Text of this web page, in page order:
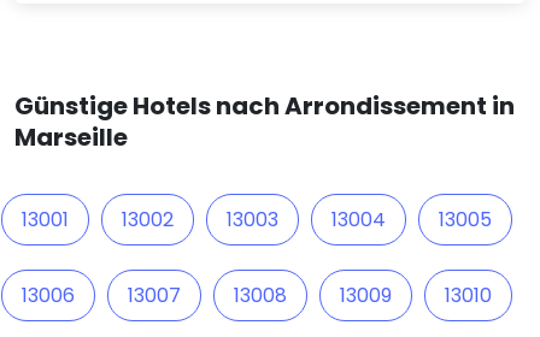
Günstige Hotels nach Arrondissement in
Marseille
13001 13002 13003 13004 13005
13006 13007 13008 13009 13010